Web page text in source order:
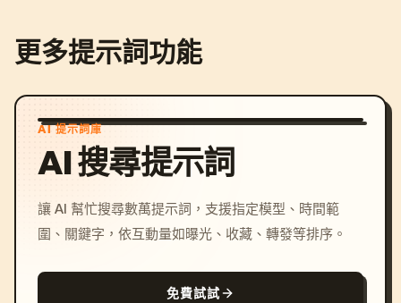
更多提示詞功能
AI 提示詞庫
AI 搜尋提示詞
讓 AI 幫忙搜尋數萬提示詞，支援指定模型、時間範
圍、關鍵字，依互動量如曝光、收藏、轉發等排序。
免費試試